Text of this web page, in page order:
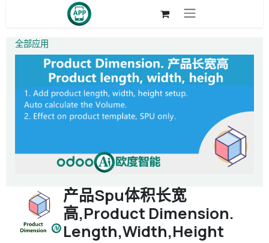
全部应用
产品Spu体积长宽
高,Product Dimension.
Length,Width,Height